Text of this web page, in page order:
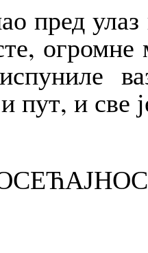
пред
пут, и све